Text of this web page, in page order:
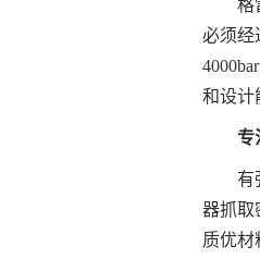
格雷
必须经
和设计
专
有强
器抓取
质优材